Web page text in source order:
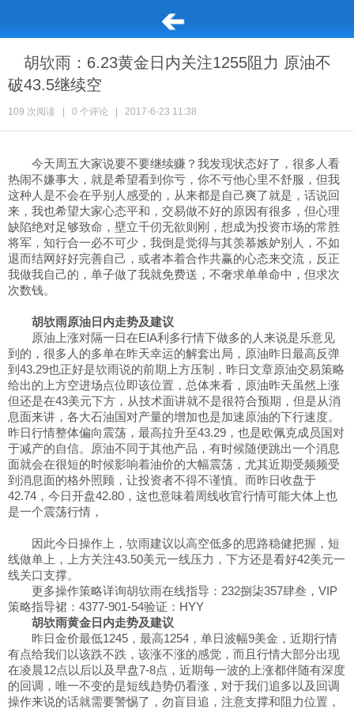
胡欤雨：6.23黄金日内关注1255阻力 原油不
破43.5继续空
109 次阅读 0 个评论 2017-6-23 11:38
今天周五大家说要不要继续赚？我发现状态好了，很多人看
热闹不嫌事大，就是希望看到你亏，你不亏他心里不舒服，但我
这种人是不会在乎别人感受的，从来都是自己爽了就是，话说回
来，我也希望大家心态平和，交易做不好的原因有很多，但心理
缺陷绝对足够致命，壁立千仞无欲则刚，想成为投资市场的常胜
将军，知行合一必不可少，我倒是觉得与其羡慕嫉妒别人，不如
退而结网好好完善自己，或者本着合作共赢的心态来交流，反正
我做我自己的，单子做了我就免费送，不奢求单单命中，但求次
次数钱。
胡欤雨原油日内走势及建议
原油上涨对隔一日在EIA利多行情下做多的人来说是乐意见
到的，很多人的多单在昨天幸运的解套出局，原油昨日最高反弹
到43.29也正好是欤雨说的前期上方压制，昨日文章原油交易策略
给出的上方空进场点位即该位置，总体来看，原油昨天虽然上涨
但还是在43美元下方，从技术面讲就不是很符合预期，但是从消
息面来讲，各大石油国对产量的增加也是加速原油的下行速度。
昨日行情整体偏向震荡，最高拉升至43.29，也是欧佩克成员国对
于减产的自信。原油不同于其他产品，有时候随便跳出一个消息
面就会在很短的时候影响着油价的大幅震荡，尤其近期受频频受
到消息面的格外照顾，让投资者不得不谨慎。而昨日收盘于
42.74，今日开盘42.80，这也意味着周线收官行情可能大体上也
是一个震荡行情，
因此今日操作上，欤雨建议以高空低多的思路稳健把握，短
线做单上，上方关注43.50美元一线压力，下方还是看好42美元一
线关口支撑。
更多操作策略详询胡欤雨在线指导：232捌柒357肆叁，VIP
策略指导裙：4377-901-54验证：HYY
胡欤雨黄金日内走势及建议
昨日金价最低1245，最高1254，单日波幅9美金，近期行情
有点给我们以该跌不跌，该涨不涨的感觉，而且行情大部分出现
在凌晨12点以后以及早盘7-8点，近期每一波的上涨都伴随有深度
的回调，唯一不变的是短线趋势仍看涨，对于我们追多以及回调
操作来说的话就需要警惕了，勿盲目追，注意支撑和阻力位置，